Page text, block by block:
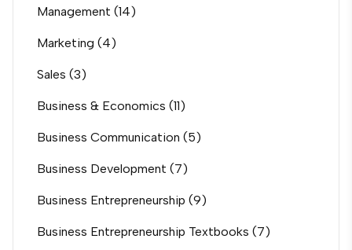
Management (14)
Marketing (4)
Sales (3)
Business & Economics (11)
Business Communication (5)
Business Development (7)
Business Entrepreneurship (9)
Business Entrepreneurship Textbooks (7)